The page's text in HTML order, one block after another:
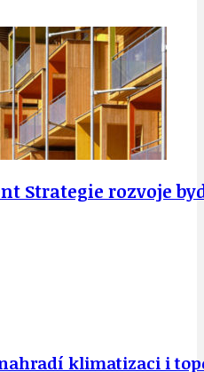
Strategie rozvoje
klimatizaci i